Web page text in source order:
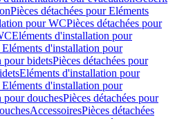
Pièces détachées pour Eléments
pour WCPièces détachées pour
Eléments d'installation pour
Eléments d'installation pour
pour bidetsPièces détachées pour
Eléments d'installation pour
Eléments d'installation pour
pour douchesPièces détachées pour
AccessoiresPièces détachées